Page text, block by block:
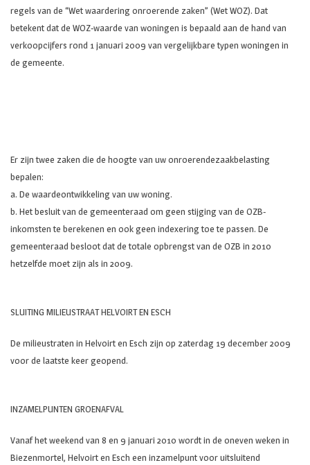
regels van de “Wet waardering onroerende zaken” (Wet WOZ). Dat
betekent dat de WOZ-waarde van woningen is bepaald aan de hand van
verkoopcijfers rond 1 januari 2009 van vergelijkbare typen woningen in
de gemeente.
Er zijn twee zaken die de hoogte van uw onroerendezaakbelasting
bepalen:
a. De waardeontwikkeling van uw woning.
b. Het besluit van de gemeenteraad om geen stijging van de OZB-
inkomsten te berekenen en ook geen indexering toe te passen. De
gemeenteraad besloot dat de totale opbrengst van de OZB in 2010
hetzelfde moet zijn als in 2009.
SLUITING MILIEUSTRAAT HELVOIRT EN ESCH
De milieustraten in Helvoirt en Esch zijn op zaterdag 19 december 2009
voor de laatste keer geopend.
INZAMELPUNTEN GROENAFVAL
Vanaf het weekend van 8 en 9 januari 2010 wordt in de oneven weken in
Biezenmortel, Helvoirt en Esch een inzamelpunt voor uitsluitend